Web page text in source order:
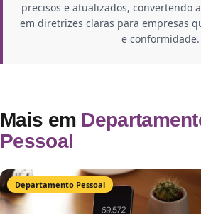
precisos e atualizados, convertendo
em diretrizes claras para empresas
e conformidade.
Mais em
Pessoal
Departamento Pessoal